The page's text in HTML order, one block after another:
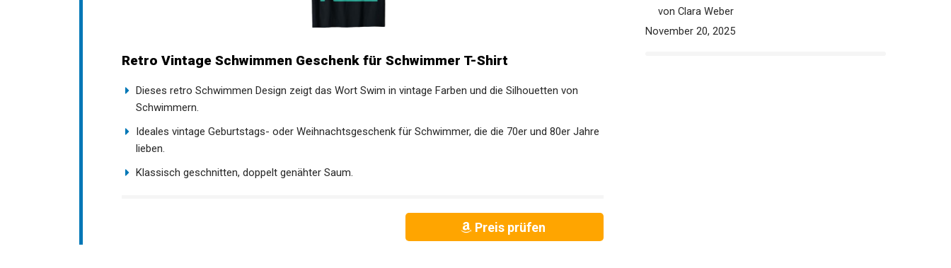
Retro Vintage Schwimmen Geschenk für Schwimmer T-Shirt
Dieses retro Schwimmen Design zeigt das Wort Swim in vintage Farben und die Silhouetten von
Schwimmern.
Ideales vintage Geburtstags- oder Weihnachtsgeschenk für Schwimmer, die die 70er und 80er
Jahre lieben.
Klassisch geschnitten, doppelt genähter Saum.
Preis prüfen
von Clara Weber
November 20, 2025